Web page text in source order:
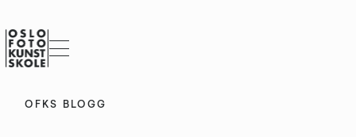
OFKS BLOGG